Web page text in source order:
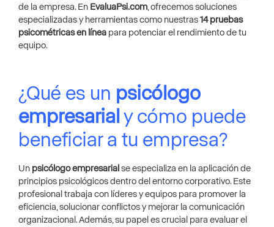
de la empresa. En EvaluaPsi.com, ofrecemos soluciones
especializadas y herramientas como nuestras 14 pruebas
psicométricas en línea para potenciar el rendimiento de tu
equipo.
¿Qué es un psicólogo
empresarial y cómo puede
beneficiar a tu empresa?
Un psicólogo empresarial se especializa en la aplicación de
principios psicológicos dentro del entorno corporativo. Este
profesional trabaja con líderes y equipos para promover la
eficiencia, solucionar conflictos y mejorar la comunicación
organizacional. Además, su papel es crucial para evaluar el